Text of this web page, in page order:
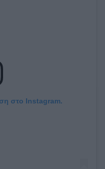
στο Instagram.